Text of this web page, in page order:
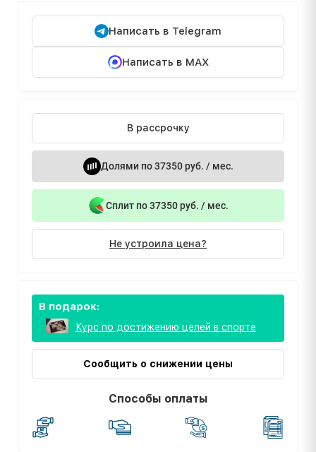
Написать в Telegram
Написать в MAX
В рассрочку
Долями по 37350 руб. / мес.
Сплит по 37350 руб. / мес.
Не устроила цена?
В подарок:
Курс по достижению целей в спорте
Сообщить о снижении цены
Способы оплаты